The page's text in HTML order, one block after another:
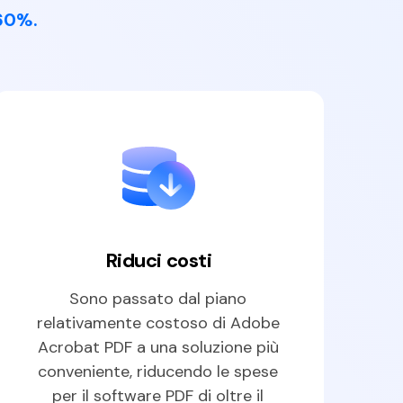
Riduci costi
Sono passato dal piano
relativamente costoso di Adobe
Acrobat PDF a una soluzione più
conveniente, riducendo le spese
per il software PDF di oltre il